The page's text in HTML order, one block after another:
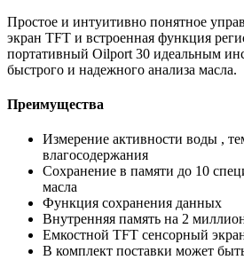
Простое и интуитивно понятное
экран TFT и встроенная функция
портативный Oilport 30 идеальным
быстрого и надежного анализа масла.
Преимущества
Измерение активности воды ,
влагосодержания
Сохранение в памяти до 10
масла
Функция сохранения данных
Внутренняя память на 2
Емкостной TFT сенсорный
В комплект поставки может